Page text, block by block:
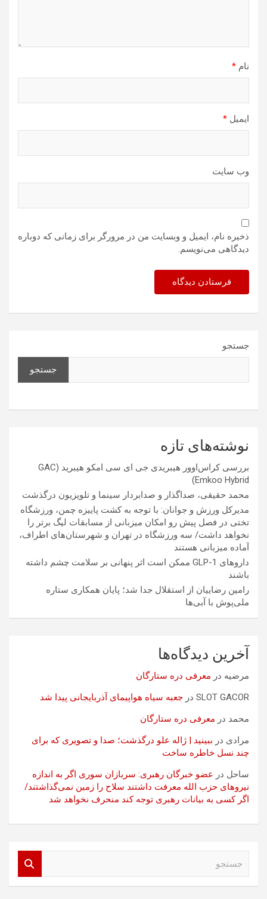
نام *
ایمیل *
وب‌ سایت
ذخیره نام، ایمیل و وبسایت من در مرورگر برای زمانی که دوباره
دیدگاهی می‌نویسم.
جستجو
جستجو
نوشته‌های تازه
بررسی کراس‌اوور هیبریدی جی ای سی امکو هیبرید (GAC
Emkoo Hybrid)
محمد حقیقی، صداگذار و صدابردار سینما و تلویزیون درگذشت
مدیرکل ورزش و جوانان: با توجه به کشت پاییزه چمن، ورزشگاه
تختی در فصل پیش رو امکان میزبانی از مسابقات لیگ برتر را
نخواهد داشت/ سه ورزشگاه در تهران و شهرستان‌های اطراف،
آماده میزبانی هستند
داروهای GLP-1 ممکن است اثر پنهانی بر سلامت چشم داشته
باشند
رامین رضاییان از استقلال جدا شد؛ پایان همکاری ستاره
ملی‌پوش با آبی‌ها
آخرین دیدگاه‌ها
مرضیه در معرفی دره ستارگان
SLOT GACOR در جعبه سیاه هواپیمای آذربایجانی پیدا شد
محمد در معرفی دره ستارگان
مرادی در ببینید | ژاله علو درگذشت؛ صدا و تصویری که برای
چند نسل خاطره ساخت
ساحل در عضو خبرگان رهبری: سربازان سوری اگر به اندازه
نیروهای حزب الله معرفت داشتند سلاح را زمین نمی‌گذاشتند/
اگر کسی به بیانات رهبری توجه کند منحرف نخواهد شد